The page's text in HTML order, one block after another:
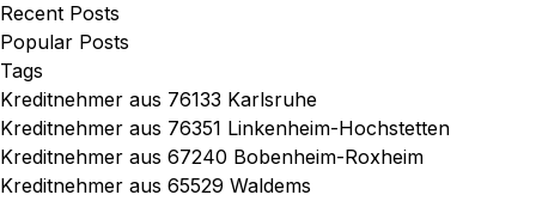
Recent Posts
Popular Posts
Tags
Kreditnehmer aus 76133 Karlsruhe
Kreditnehmer aus 76351 Linkenheim-Hochstetten
Kreditnehmer aus 67240 Bobenheim-Roxheim
Kreditnehmer aus 65529 Waldems